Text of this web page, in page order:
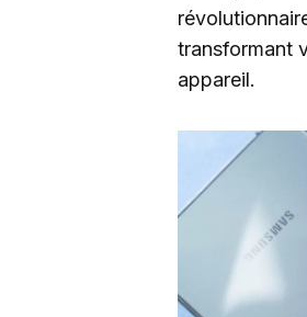
transformant
appareil.